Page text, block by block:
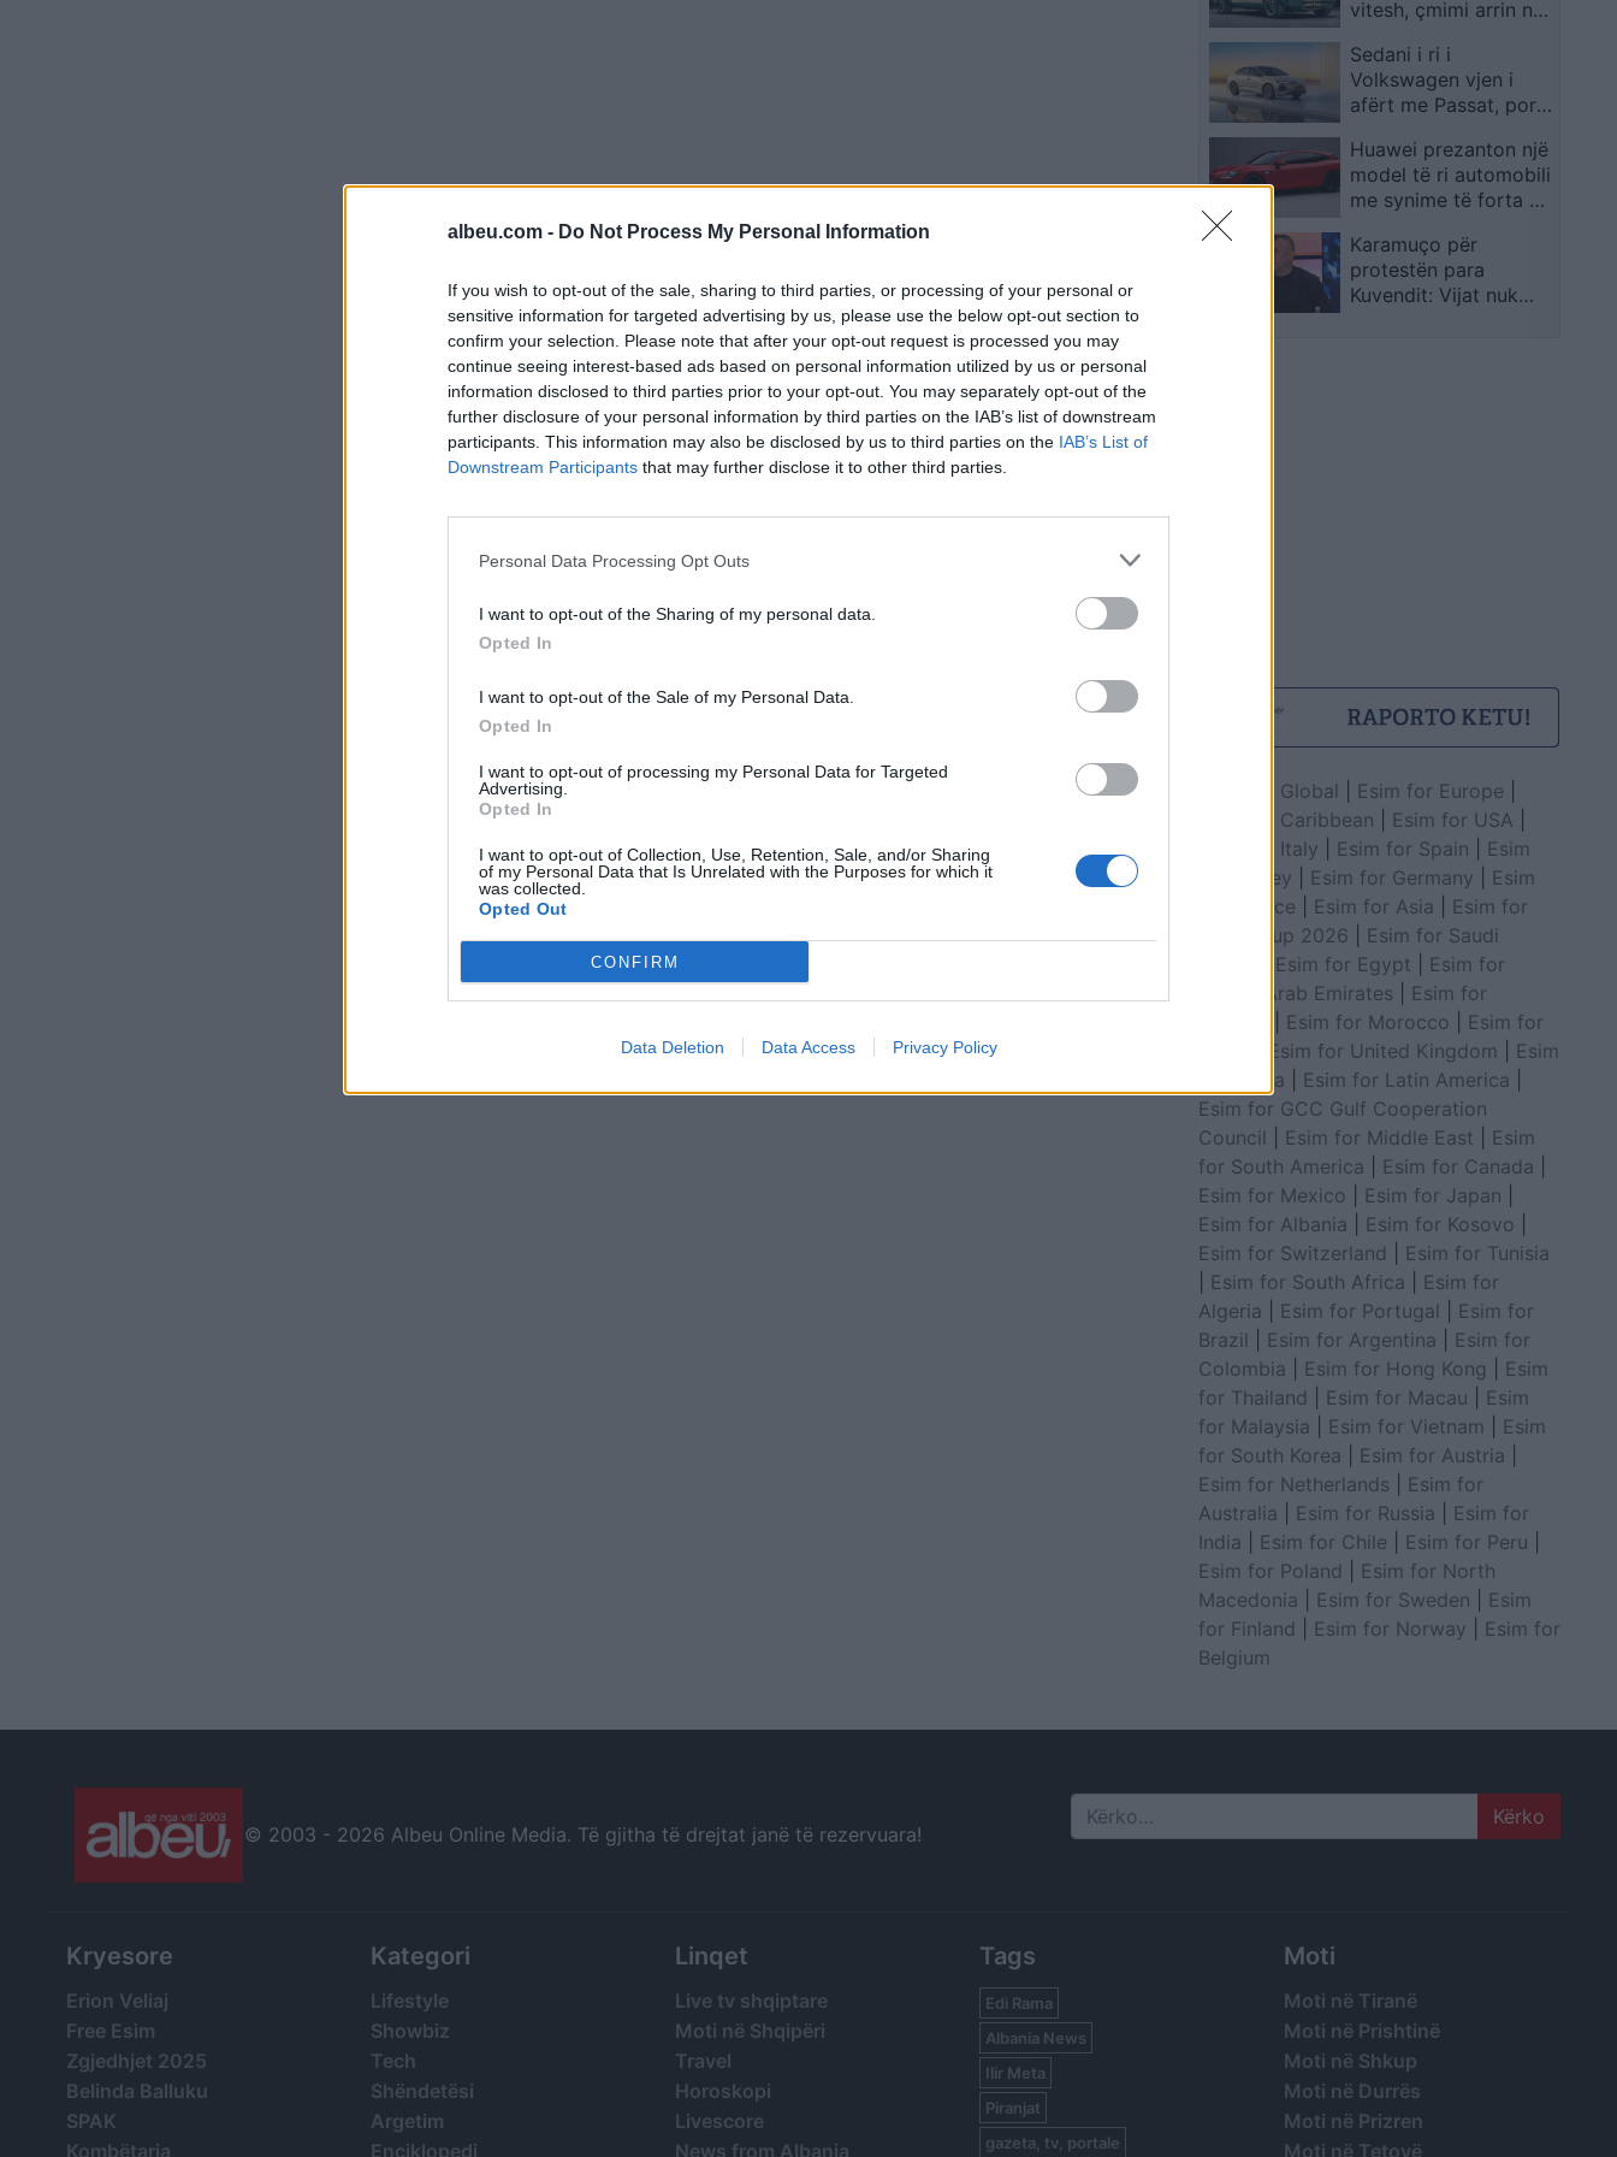
albeu.com - Do Not Process My Personal Information
If you wish to opt-out of the sale, sharing to third parties, or processing of your personal or
sensitive information for targeted advertising by us, please use the below opt-out section to
confirm your selection. Please note that after your opt-out request is processed you may
continue seeing interest-based ads based on personal information utilized by us or personal
information disclosed to third parties prior to your opt-out. You may separately opt-out of the
further disclosure of your personal information by third parties on the IAB’s list of downstream
participants. This information may also be disclosed by us to third parties on the IAB’s List of
Downstream Participants that may further disclose it to other third parties.
Personal Data Processing Opt Outs
I want to opt-out of the Sharing of my personal data.
Opted In
I want to opt-out of the Sale of my Personal Data.
Opted In
I want to opt-out of processing my Personal Data for Targeted
Advertising.
Opted In
I want to opt-out of Collection, Use, Retention, Sale, and/or Sharing
of my Personal Data that Is Unrelated with the Purposes for which it
was collected.
Opted Out
CONFIRM
Data Deletion Data Access Privacy Policy
vitesh, çmimi arrin në
Sedani i ri i
Volkswagen vjen i
afërt me Passat, por
Huawei prezanton një
model të ri automobili
me synime të forta në
Karamuço për
protestën para
Kuvendit: Vijat nuk
Esim for Global Esim for Europe
Esim for Caribbean
Esim for USA
Esim for Italy
Esim for Spain
Esim
for Turkey
Esim for Germany
Esim
for Greece
Esim for Asia
Esim for
World Cup 2026
Esim for Saudi
Esim for Egypt
Esim for
United Arab Emirates
Esim for
Esim for Morocco
Esim for
Esim for United Kingdom
Esim
for Africa
Esim for Latin America
Esim for GCC Gulf Cooperation
Council
Esim for Middle East
Esim
for South America
Esim for Canada
Esim for Mexico
Esim for Japan
Esim for Albania
Esim for Kosovo
Esim for Switzerland
Esim for Tunisia
Esim for South Africa
Esim for
Algeria
Esim for Portugal
Esim for
Brazil
Esim for Argentina
Esim for
Colombia
Esim for Hong Kong
Esim
for Thailand
Esim for Macau
Esim
for Malaysia
Esim for Vietnam
Esim
for South Korea
Esim for Austria
Esim for Netherlands
Esim for
Australia
Esim for Russia
Esim for
India
Esim for Chile Esim for Peru
Esim for Poland
Esim for North
Macedonia
Esim for Sweden
Esim
for Finland
Esim for Norway
Esim for
Belgium
© 2003 - 2026 Albeu Online Media. Të gjitha të drejtat janë të rezervuara! Search
Kryesore
Erion Veliaj
Free Esim
Zgjedhjet 2025
Belinda Balluku
SPAK
Kombëtarja
Kategori
Lifestyle
Showbiz
Tech
Shëndetësi
Argetim
Enciklopedi
Linqet
Live tv shqiptare
Moti në Shqipëri
Travel
Horoskopi
Livescore
News from Albania
Tags
Edi Rama
Albania News
Ilir Meta
Piranjat
gazeta, tv, portale
Moti
Moti në Tiranë
Moti në Prishtinë
Moti në Shkup
Moti në Durrës
Moti në Prizren
Moti në Tetovë